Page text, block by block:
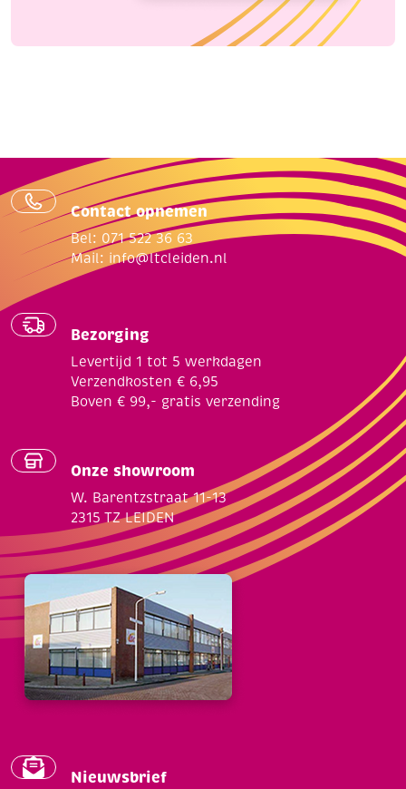
Contact opnemen
Bel: 071 522 36 63
Mail: info@ltcleiden.nl
Bezorging
Levertijd 1 tot 5 werkdagen
Verzendkosten € 6,95
Boven € 99,- gratis verzending
Onze showroom
W. Barentzstraat 11-13
2315 TZ LEIDEN
Nieuwsbrief